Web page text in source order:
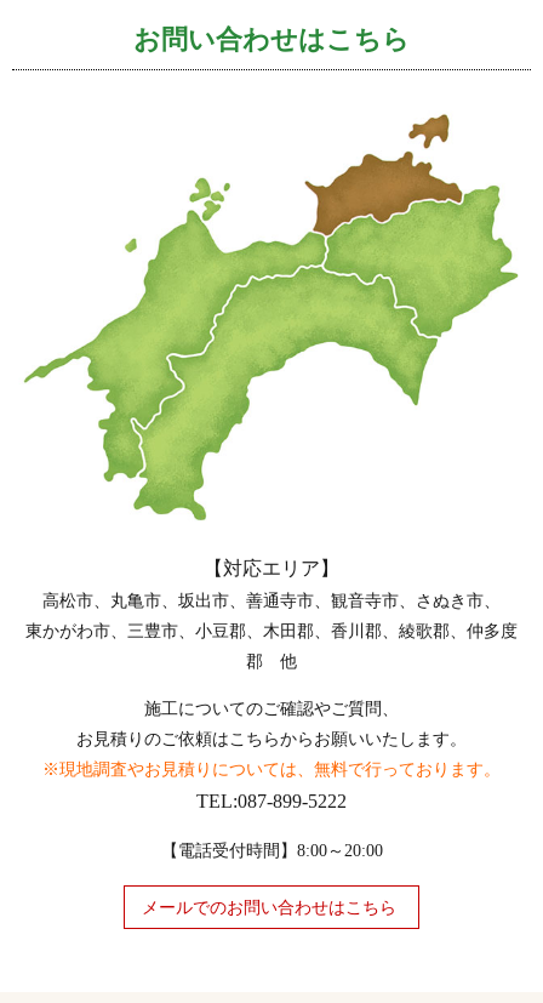
お問い合わせはこちら
【対応エリア】
高松市、丸亀市、坂出市、善通寺市、観音寺市、さぬき市、
東かがわ市、三豊市、小豆郡、木田郡、香川郡、綾歌郡、仲多度
郡 他
施工についてのご確認やご質問、
お見積りのご依頼はこちらからお願いいたします。
※現地調査やお見積りについては、無料で行っております。
TEL:087-899-5222
【電話受付時間】8:00～20:00
メールでのお問い合わせはこちら